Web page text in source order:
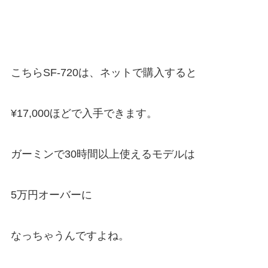
こちらSF-720は、ネットで購入すると
¥17,000ほどで入手できます。
ガーミンで30時間以上使えるモデルは
5万円オーバーに
なっちゃうんですよね。